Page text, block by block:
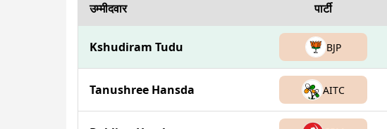
उम्मीदवार पार्टी
Kshudiram Tudu BJP
Tanushree Hansda AITC